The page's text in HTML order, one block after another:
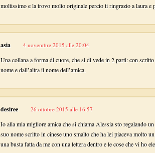
moltissimo e la trovo molto originale percio ti ringrazio a laura e
asia 4 novembre 2015 alle 20:04
Una collana a forma di cuore, che si di vede in 2 parti: con
nome e dall’altra il nome dell’amica.
desiree 26 ottobre 2015 alle 16:57
Io alla mia migliore amica che si chiama Alessia sto regalando
suo nome scritto in cinese uno smalto che ha lei piaceva molto
una busta fatta da me con una lettera dentro e le cose che vi ho